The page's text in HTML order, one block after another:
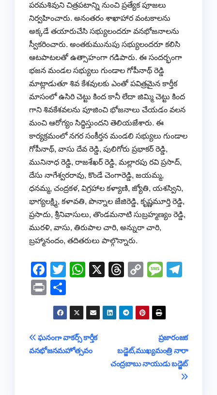
పరమశివుని చిత్రపటాన్ని నుంచి ప్రత్యేక పూజలు
నిర్వహించారు. అనంతరం శాఖాహార వంటకాలను
అక్కడే తయారుచేసి సభ్యులందరూ వనభోజనాలను
స్వీకరించారు. అంతకుమునుపు సభ్యులందరూ కలిసి
ఆటపాటలతో ఉత్సాహంగా గడిపారు. ఈ సందర్భంగా
భజన మండల సభ్యులు గుండాల గోపీనాథ్ రెడ్డి
మాట్లాడుతూ శివ కేశవులకు ఎంతో పవిత్రమైన కార్తీక
మాసంలో ఉసిరి చెట్టు కింద కానీ లేదా జిమ్మి చెట్టు కింద
గాని శివకేశవలను పూజించి భోజనాలు చేయడం వలన
మంచి ఆరోగ్యం సిద్ధిస్తుందని తెలియజేశారు. ఈ
కార్యక్రమంలో నగర సంకీర్తన మండలి సభ్యులు గుండాల
గోపీనాథ్, వాసు దేవ రెడ్డి, పులిగోరు ప్రభాకర్ రెడ్డి,
మునినాధ రెడ్డి, రాజశేఖర్ రెడ్డి, మల్లారపు రవి ప్రసాద్,
దేసు నాగేశ్వరరావు, కొండే చెంగారెడ్డి, జయమ్మ,
ధనమ్మ, చంద్రకళ, విగ్రహాల కళ్యాణి, జ్యోతి, యశస్విని,
భాగ్యలక్ష్మి, కళావతి, పొన్నాల జేజిరెడ్డి, కృష్ణమూర్తి రెడ్డి,
ప్రసాదు, శ్రీనివాసులు, తొండమనాటి సుబ్రహ్మణ్యం రెడ్డి,
మురళి, వాసు, తిరుపాల చారి, అన్నురా చారి,
బ్రహ్మానందం, తదితరులు పాల్గొన్నారు.
F
a
c
e
b
o
T
er
W
s
A
p
X
T
a
s
C
y
n
k
M
a
g
e
a
m
Pr
in h
ar
e
Post
navigation
ప్రజారంజక
బడ్జెట్,ముఖ్యమంత్రి నారా
చంద్రబాబు నాయుడు బడ్జెట్
ఘనంగా వాకర్స్ కార్తీక
వనభోజనమహోత్సవం